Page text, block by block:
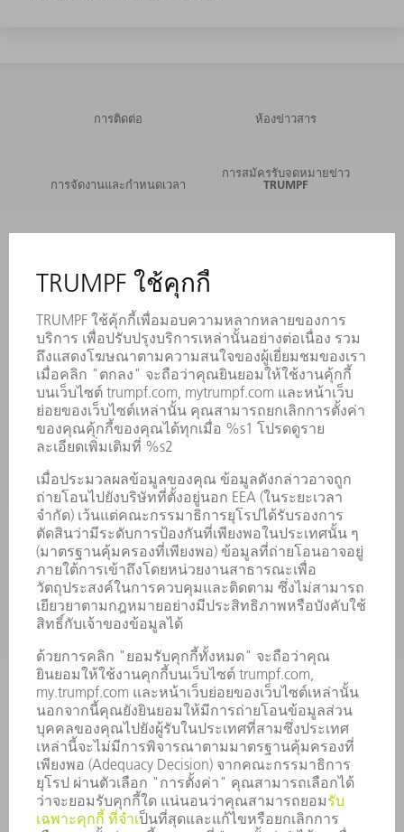
การติดต่อ ห้องข่าวสาร
การจัดงานและกำหนดเวลา
การสมัครรับจดหมายข่าว
TRUMPF
บริการออนไลน์
สถานที่ตั้ง
การจัดงานและกำหนดเวลา
การลงทะเบียนรับหนังสือพิมพ์
แผ่นข้อมูลด้านความปลอดภัย
ผลิตภัณฑ์
เครื่องจักร & ระบบ
เลเซอร์
เพาเวอร์อิเล็กทรอนิกส์
โรงงานอัจฉริยะ
ซอฟต์แวร์
บริการ
การใช้งาน
อุตสาหกรรมต่าง ๆ
บริษัท
อาชีพ
ข้อเสนอตำแหน่งงาน
โปรไฟล์บริษัท
รายงานประจำปี
หลักการดำเนินธุรกิจของบริษัท
การปฏิบัติตามมาตรฐาน
ระบบแจ้งเบาะแส
การรักษาความปลอดภัย
ข่าวประชาสัมพันธ์
แม็กกาซีน
ความยั่งยืน
สิ่งแวดล้อมและการปรับอากาศ
สังคมและบริษัท